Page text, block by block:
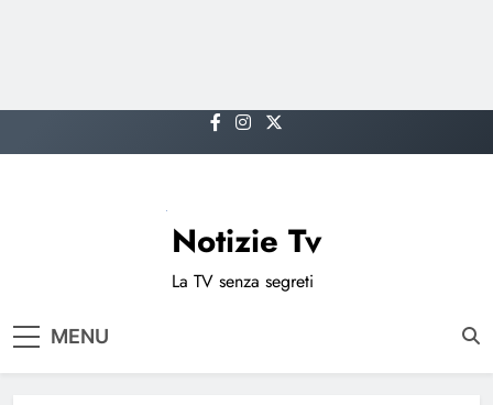
to
Notizie Tv
La TV senza segreti
MENU